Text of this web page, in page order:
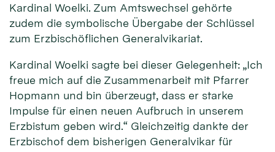
Kardinal Woelki. Zum Amtswechsel gehörte
zudem die symbolische Übergabe der Schlüssel
zum Erzbischöflichen Generalvikariat.
Kardinal Woelki sagte bei dieser Gelegenheit: „Ich
freue mich auf die Zusammenarbeit mit Pfarrer
Hopmann und bin überzeugt, dass er starke
Impulse für einen neuen Aufbruch in unserem
Erzbistum geben wird.“ Gleichzeitig dankte der
Erzbischof dem bisherigen Generalvikar für